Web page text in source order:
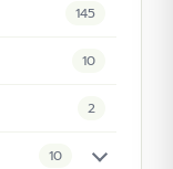
145
10
2
10